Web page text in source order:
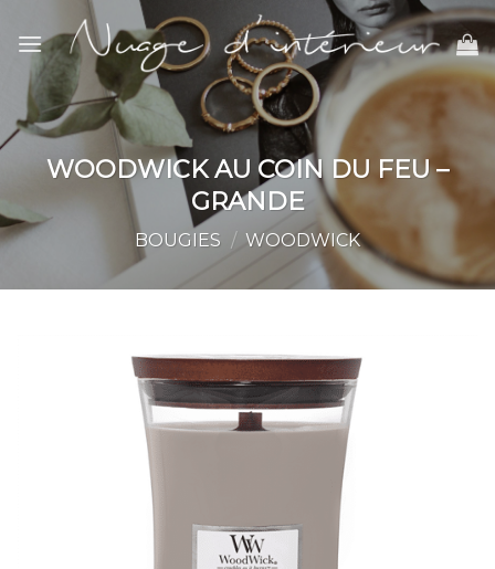
content
WOODWICK AU COIN DU FEU –
GRANDE
BOUGIES / WOODWICK